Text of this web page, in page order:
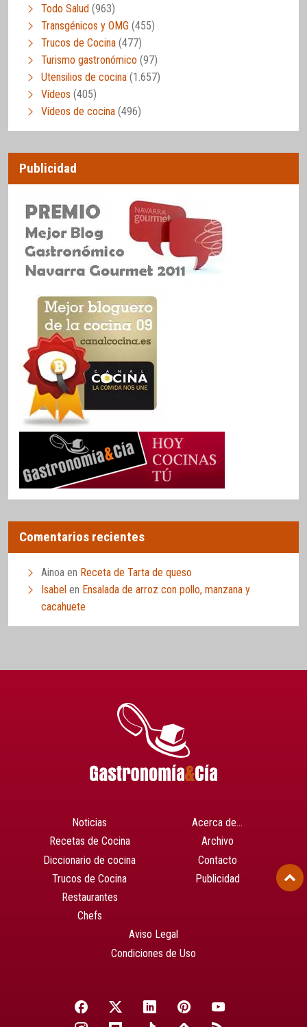
Todo Salud (963)
Transgénicos y OMG (455)
Trucos de Cocina (477)
Turismo gastronómico (97)
Utensilios de cocina (1.657)
Vídeos (405)
Vídeos de cocina (496)
Publicidad
Comentarios recientes
Ainoa en Receta de Tarta de queso
Isabel en Ensalada de arroz con pollo, manzana y
cacahuete
Noticias
Recetas de Cocina
Diccionario de cocina
Trucos de Cocina
Restaurantes
Chefs
Acerca de…
Archivo
Contacto
Publicidad
Aviso Legal
Condiciones de Uso